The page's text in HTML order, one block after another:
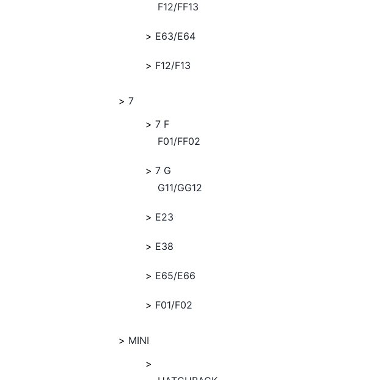
F12/FF13
E63/E64
F12/F13
7
7 F
F01/FF02
7 G
G11/GG12
E23
E38
E65/E66
F01/F02
MINI